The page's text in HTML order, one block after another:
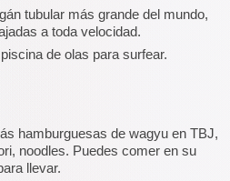
tubular más grande del mundo,
a toda velocidad.
de olas para surfear.
hamburguesas de wagyu en TBJ,
noodles. Puedes comer en su
llevar.